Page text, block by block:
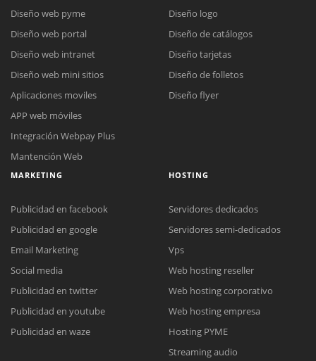
Reunión online
Meet para la reunión online.
Cotización
Chat Online
Todos nuestros ejecutivos están fuera de línea. Complete el formulario
Diseño web pyme
Diseño web portal
Diseño web intranet
Diseño web mini sitios
Aplicaciones moviles
APP web móviles
Integración Webpay Plus
Mantención Web
Diseño logo
Diseño de catálogos
Diseño tarjetas
Diseño de folletos
Diseño flyer
MARKETING
Publicidad en facebook
Publicidad en google
Email Marketing
Social media
Publicidad en twitter
Publicidad en youtube
Publicidad en waze
HOSTING
Servidores dedicados
Servidores semi-dedicados
Vps
Web hosting reseller
Web hosting corporativo
Web hosting empresa
Hosting PYME
Streaming audio